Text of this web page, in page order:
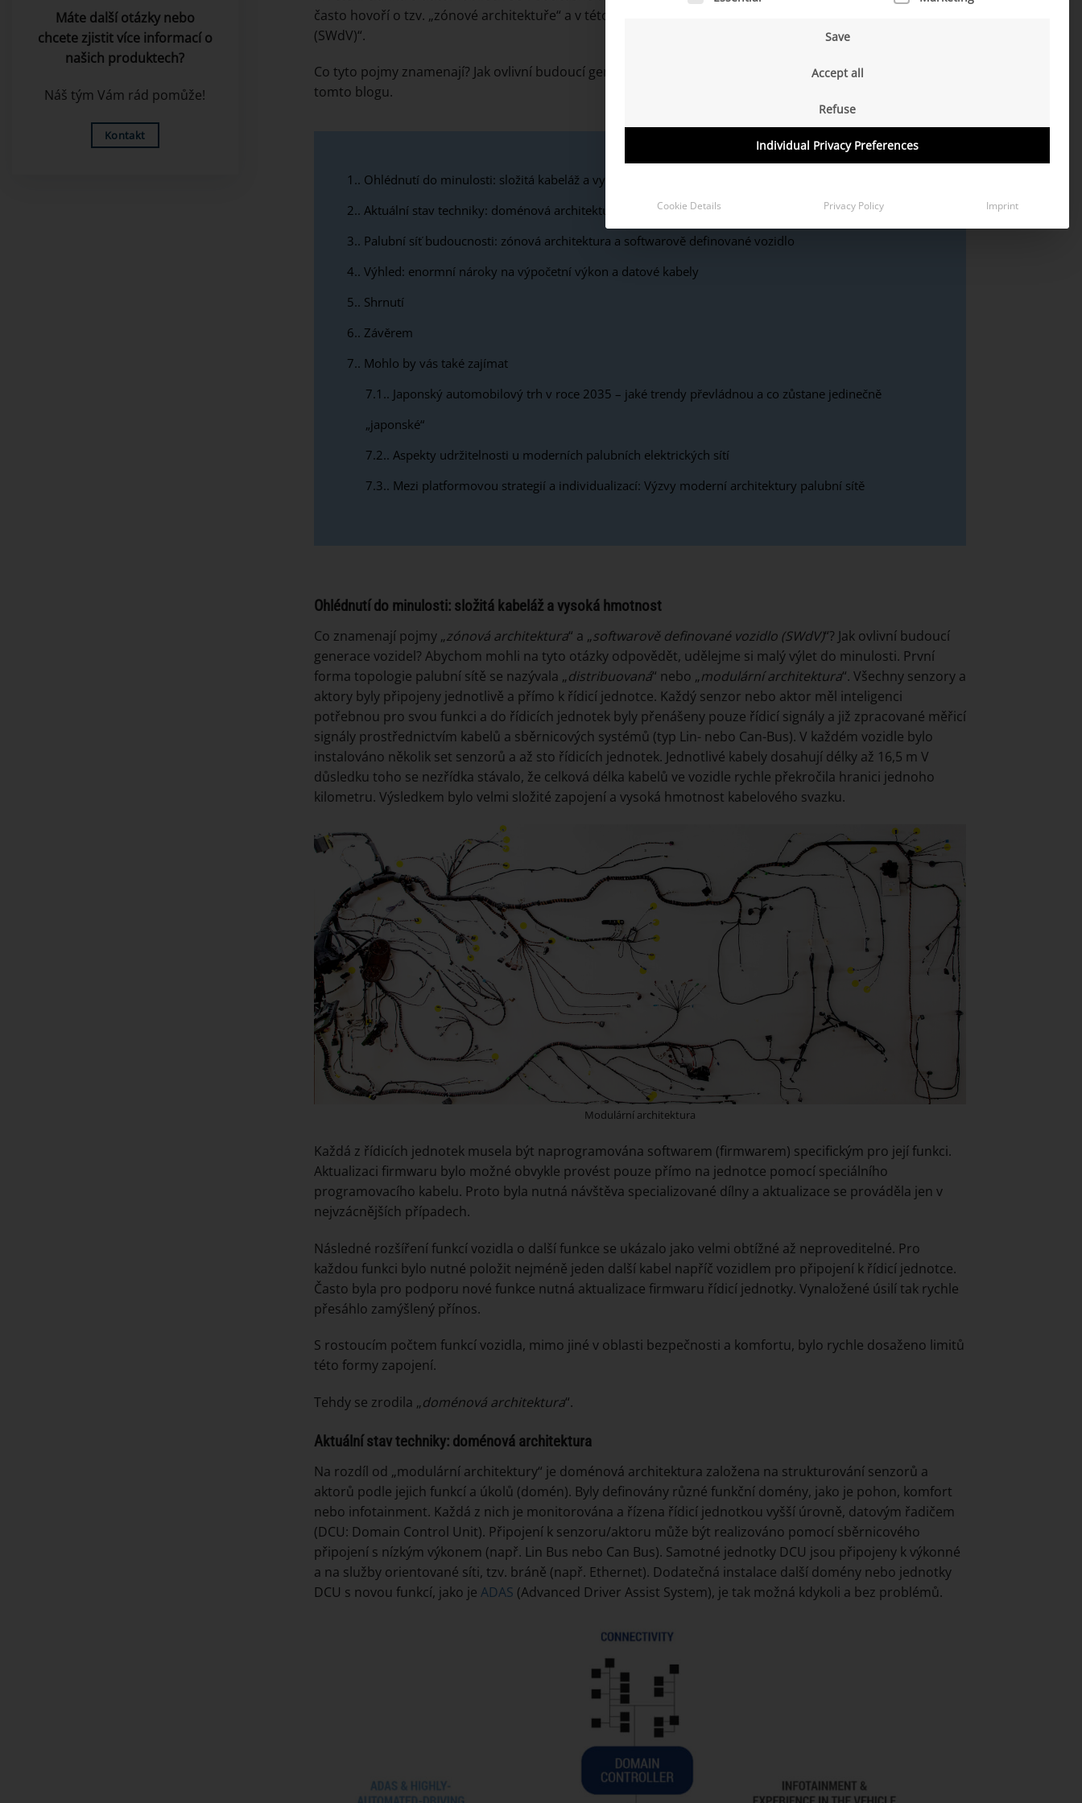
Máte další otázky nebo
chcete zjistit více informací o
našich produktech?
Náš tým Vám rád pomůže!
Kontakt
často hovoří o tzv. „zónové architektuře“ a v této souvislosti také o „softwarově definovaném vozidle
(SWdV)“.
Co tyto pojmy znamenají? Jak ovlivní budoucí generace vozidel? Právě těmito otázkami se zabýváme v
tomto blogu.
1. Ohlédnutí do minulosti: složitá kabeláž a vysoká hmotnost
2. Aktuální stav techniky: doménová architektura
3. Palubní síť budoucnosti: zónová architektura a softwarově definované vozidlo
4. Výhled: enormní nároky na výpočetní výkon a datové kabely
5. Shrnutí
6. Závěrem
7. Mohlo by vás také zajímat
7.1. Japonský automobilový trh v roce 2035 – jaké trendy převládnou a co zůstane jedinečně
„japonské“
7.2. Aspekty udržitelnosti u moderních palubních elektrických sítí
7.3. Mezi platformovou strategií a individualizací: Výzvy moderní architektury palubní sítě
Ohlédnutí do minulosti: složitá kabeláž a vysoká hmotnost
Co znamenají pojmy „zónová architektura“ a „softwarově definované vozidlo (SWdV)“? Jak ovlivní budoucí
generace vozidel? Abychom mohli na tyto otázky odpovědět, udělejme si malý výlet do minulosti. První
forma topologie palubní sítě se nazývala „distribuovaná“ nebo „modulární architektura“. Všechny senzory a
aktory byly připojeny jednotlivě a přímo k řídicí jednotce. Každý senzor nebo aktor měl inteligenci
potřebnou pro svou funkci a do řídicích jednotek byly přenášeny pouze řídicí signály a již zpracované měřicí
signály prostřednictvím kabelů a sběrnicových systémů (typ Lin- nebo Can-Bus). V každém vozidle bylo
instalováno několik set senzorů a až sto řídicích jednotek. Jednotlivé kabely dosahují délky až 16,5 m V
důsledku toho se nezřídka stávalo, že celková délka kabelů ve vozidle rychle překročila hranici jednoho
kilometru. Výsledkem bylo velmi složité zapojení a vysoká hmotnost kabelového svazku.
Modulární architektura
Každá z řídicích jednotek musela být naprogramována softwarem (firmwarem) specifickým pro její funkci.
Aktualizaci firmwaru bylo možné obvykle provést pouze přímo na jednotce pomocí speciálního
programovacího kabelu. Proto byla nutná návštěva specializované dílny a aktualizace se prováděla jen v
nejvzácnějších případech.
Následné rozšíření funkcí vozidla o další funkce se ukázalo jako velmi obtížné až neproveditelné. Pro
každou funkci bylo nutné položit nejméně jeden další kabel napříč vozidlem pro připojení k řídicí jednotce.
Často byla pro podporu nové funkce nutná aktualizace firmwaru řídicí jednotky. Vynaložené úsilí tak rychle
přesáhlo zamýšlený přínos.
S rostoucím počtem funkcí vozidla, mimo jiné v oblasti bezpečnosti a komfortu, bylo rychle dosaženo limitů
této formy zapojení.
Tehdy se zrodila „doménová architektura“.
Aktuální stav techniky: doménová architektura
Na rozdíl od „modulární architektury“ je doménová architektura založena na strukturování senzorů a
aktorů podle jejich funkcí a úkolů (domén). Byly definovány různé funkční domény, jako je pohon, komfort
nebo infotainment. Každá z nich je monitorována a řízena řídicí jednotkou vyšší úrovně, datovým řadičem
(DCU: Domain Control Unit). Připojení k senzoru/aktoru může být realizováno pomocí sběrnicového
připojení s nízkým výkonem (např. Lin Bus nebo Can Bus). Samotné jednotky DCU jsou připojeny k výkonné
a na služby orientované síti, tzv. bráně (např. Ethernet). Dodatečná instalace další domény nebo jednotky
DCU s novou funkcí, jako je ADAS (Advanced Driver Assist System), je tak možná kdykoli a bez problémů.
Save
Accept all
Refuse
Individual Privacy Preferences
Cookie Details Privacy Policy Imprint